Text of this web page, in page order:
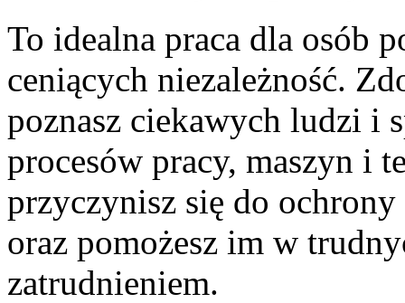
To idealna praca dla osób
ceniących niezależność.
poznasz ciekawych ludzi i
procesów pracy, maszyn i
przyczynisz się do
oraz pomożesz im w
zatrudnieniem.